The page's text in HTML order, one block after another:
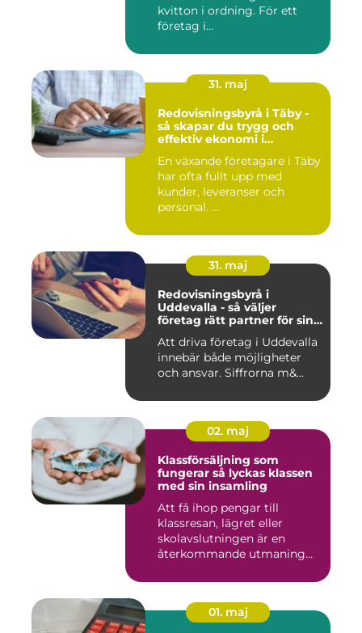
kvitton i ordning. För ett
företag i...
31. maj
Redovisningsbyrå i Täby -
så skapar du trygg och
effektiv ekonomi i
En växande företagare i Täby
har ofta fullt upp med
kunder, leveranser och
personal. ...
31. maj
Redovisningsbyrå i
Uddevalla - så väljer
företag rätt partner för sin
Att driva företag i Uddevalla
innebär både möjligheter
och ansvar. Siffrorna m&...
02. maj
Klassförsäljning som
fungerar så lyckas klassen
med sin insamling
Att få ihop pengar till
klassresan, lägret eller
skolavslutningen är en
återkommande utmaning
01. maj